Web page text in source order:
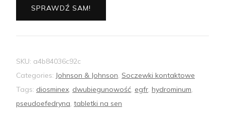
SPRAWDŹ SAM!
SKU: a4b84036c92c
Categories: Johnson & Johnson, Soczewki kontaktowe
Tags: diosminex, dwubiegunowość, egfr, hydrominum,
pseudoefedryna, tabletki na sen